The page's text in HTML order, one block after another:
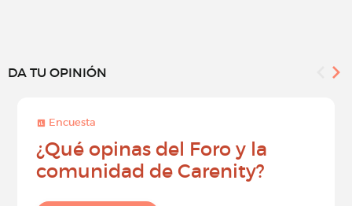
DA TU OPINIÓN
Encuesta
¿Qué opinas del Foro y la
comunidad de Carenity?